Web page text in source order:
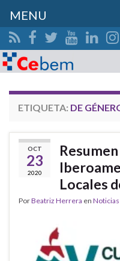
Search for:
ETIQUETA: DE
OCT
23
2020
Locales
PorBeatriz Herrera en Noticias
MENU